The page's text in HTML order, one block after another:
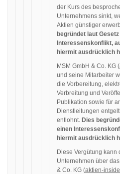
der Kurs des
Unternehmens sinkt,
Aktien günstiger
begründet laut
Interessenskonflikt,
hiermit ausdrücklich
MSM GmbH & Co. KG (
und seine Mitarbeiter
die Vorbereitung,
Verbreitung und
Publikation sowie für
Dienstleitungen
entlohnt. Dies
einen
hiermit ausdrücklich
Diese Vergütung kann
Unternehmen über
& Co. KG (aktien-